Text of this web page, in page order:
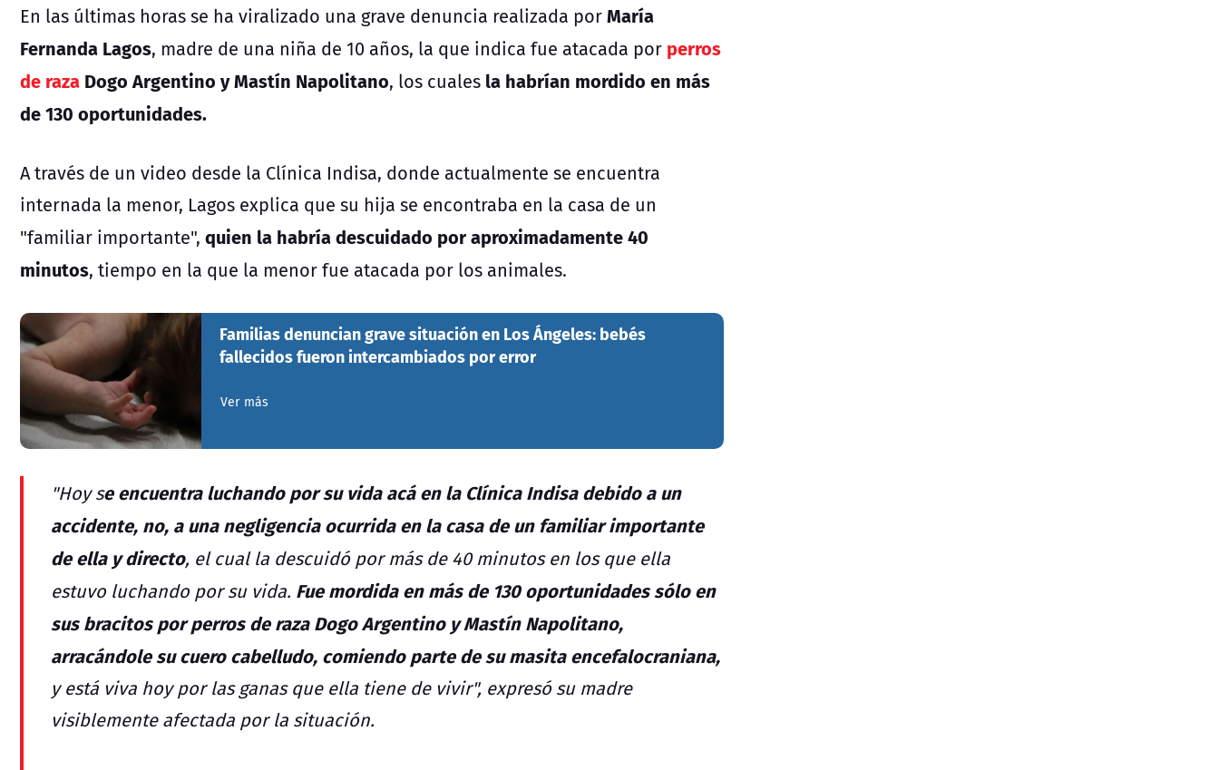
En las últimas horas se ha viralizado una grave denuncia realizada porMaría
Fernanda Lagos, madre de una niña de 10 años, la que indica fue atacada por perros
de razaDogo Argentino y Mastín Napolitano, los cuales la habrían mordido en más
de 130 oportunidades.
A través de un video desde la Clínica Indisa, donde actualmente se encuentra
internada la menor, Lagos explica que su hija se encontraba en la casa de un
"familiar importante", quien la habría descuidado por aproximadamente 40
minutos, tiempo en la que la menor fue atacada por los animales.
Familias denuncian grave situación en Los Ángeles: bebés
fallecidos fueron intercambiados por error
Ver más
"Hoy se encuentra luchando por su vida acá en la Clínica Indisa debido a un
accidente, no, a una negligencia ocurrida en la casa de un familiar importante
de ella y directo, el cual la descuidó por más de 40 minutos en los que ella
estuvo luchando por su vida. Fue mordida en más de 130 oportunidades sólo en
sus bracitos por perros de raza Dogo Argentino y Mastín Napolitano,
arracándole su cuero cabelludo, comiendo parte de su masita encefalocraniana,
y está viva hoy por las ganas que ella tiene de vivir", expresó su madre
visiblemente afectada por la situación.